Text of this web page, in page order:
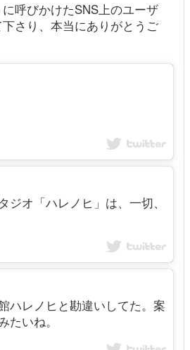
呼びかけたSNS上のユーザ
さり、本当にありがとうご
オ「ハレノヒ」は、一切、
ハレノヒと勘違いしてた。案
いね。